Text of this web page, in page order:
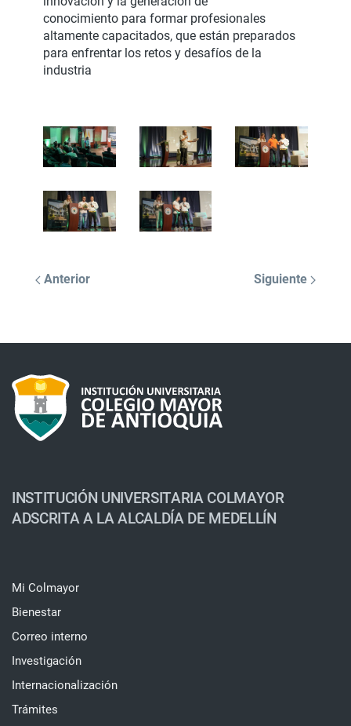
conocimiento para formar profesionales
altamente capacitados, que están preparados
para enfrentar los retos y desafíos de la
industria
Anterior Siguiente
INSTITUCIÓN UNIVERSITARIA COLMAYOR
ADSCRITA A LA ALCALDÍA DE MEDELLÍN
Mi Colmayor
Bienestar
Correo interno
Investigación
Internacionalización
Trámites